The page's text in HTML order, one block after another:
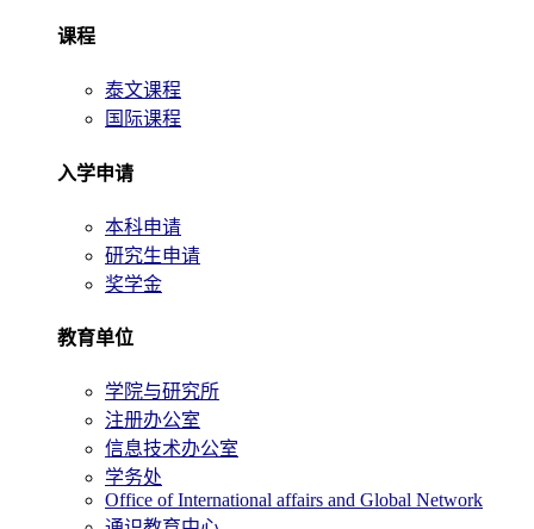
课程
泰文课程
国际课程
入学申请
本科申请
研究生申请
奖学金
教育单位
学院与研究所
注册办公室
信息技术办公室
学务处
Office of International affairs and Global Network